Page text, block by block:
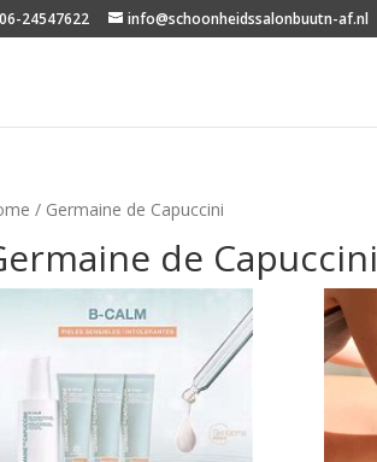
06-24547622 info@schoonheidssalonbuutn-af.nl
/ Germaine de Capuccini
de Capuccini